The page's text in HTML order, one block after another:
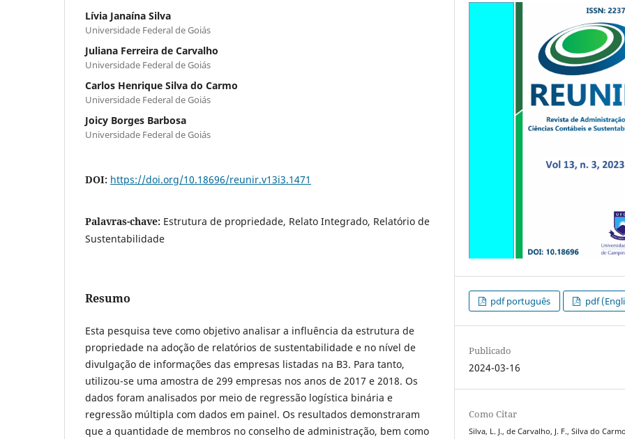
Lívia Janaína Silva
Universidade Federal de Goiás
Juliana Ferreira de Carvalho
Universidade Federal de Goiás
Carlos Henrique Silva do Carmo
Universidade Federal de Goiás
Joicy Borges Barbosa
Universidade Federal de Goiás
DOI: https://doi.org/10.18696/reunir.v13i3.1471
Palavras-chave: Estrutura de propriedade, Relato Integrado, Relatório de
Sustentabilidade
Resumo
Esta pesquisa teve como objetivo analisar a influência da estrutura de
propriedade na adoção de relatórios de sustentabilidade e no nível de
divulgação de informações das empresas listadas na B3. Para tanto,
utilizou-se uma amostra de 299 empresas nos anos de 2017 e 2018. Os
dados foram analisados por meio de regressão logística binária e
regressão múltipla com dados em painel. Os resultados demonstraram
que a quantidade de membros no conselho de administração, bem como
pdf português pdf
Publicado
2024-03-16
Como Citar
Silva, L. J., de Carvalho, J. F., Silva do